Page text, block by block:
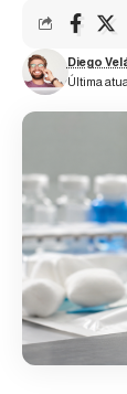
Última
Diego